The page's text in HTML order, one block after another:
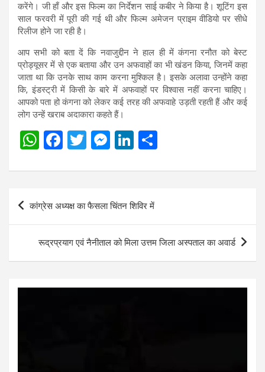
करेंगे। जी हाँ और इस फिल्म का निर्देशन साई कबीर ने किया है। शूटिंग इस
साल फरवरी में पूरी की गई थी और फिल्म अमेजन प्राइम वीडियो पर सीधे
रिलीज होने जा रही है।
आप सभी को बता दें कि नवाजुद्दीन ने हाल ही में कंगना रनौत को बेस्ट
प्रोड्यूसर में से एक बताया और उन अफवाहों का भी खंडन किया, जिनमें कहा
जाता था कि उनके साथ काम करना मुश्किल है। इसके अलावा उन्होंने कहा
कि, इंडस्ट्री में किसी के बारे में अफवाहों पर विश्वास नहीं करना चाहिए।
आपको पता हो कंगना को लेकर कई तरह की अफवाहे उड़ती रहती हैं और कई
लोग उन्हें खराब अदाकारा कहते हैं।
W
at
s
A
p
p
F
ce
o
o
k
T
tt
er
M
se
n
g
er
Li
ke
dI
n
ar
Post
navigation
कांग्रेस अध्यक्ष का फैसला चिंतन शिविर में
रूद्रप्रयाग एवं नैनीताल को मिला उत्तम जिला अस्पताल का अवार्ड